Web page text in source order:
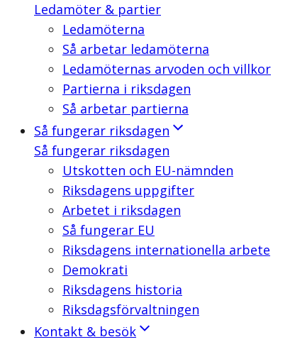
Ledamöter & partier
Ledamöterna
Så arbetar ledamöterna
Ledamöternas arvoden och villkor
Partierna i riksdagen
Så arbetar partierna
Så fungerar riksdagen
Så fungerar riksdagen
Utskotten och EU-nämnden
Riksdagens uppgifter
Arbetet i riksdagen
Så fungerar EU
Riksdagens internationella arbete
Demokrati
Riksdagens historia
Riksdagsförvaltningen
Kontakt & besök